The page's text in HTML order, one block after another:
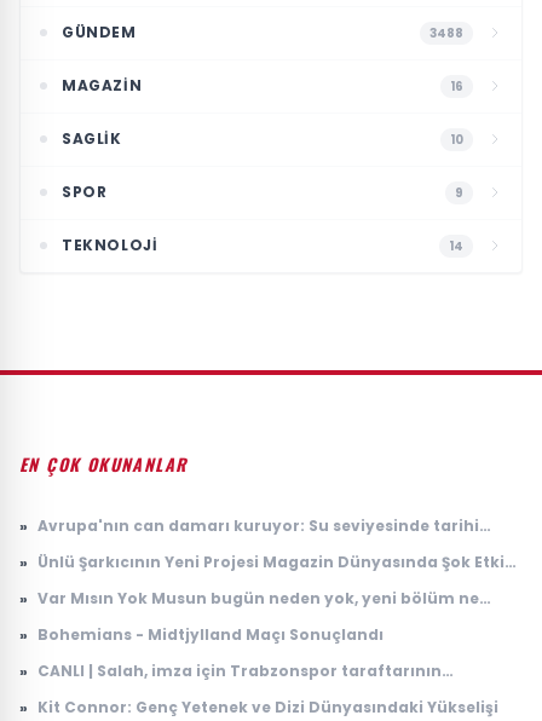
GÜNDEM 3488
MAGAZIN 16
SAGLIK 10
SPOR 9
TEKNOLOJI 14
EN ÇOK OKUNANLAR
» Avrupa'nın can damarı kuruyor: Su seviyesinde tarihi
» Ünlü Şarkıcının Yeni Projesi Magazin Dünyasında Şok Etkisi
» Var Mısın Yok Musun bugün neden yok, yeni bölüm ne
» Bohemians - Midtjylland Maçı Sonuçlandı
» CANLI | Salah, imza için Trabzonspor taraftarının
» Kit Connor: Genç Yetenek ve Dizi Dünyasındaki Yükselişi